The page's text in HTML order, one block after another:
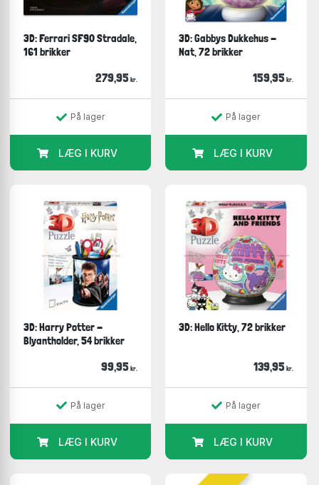
3D: Ferrari SF90 Stradale,
161 brikker
279,95 kr.
På lager
LÆG I KURV
3D: Gabbys Dukkehus -
Nat, 72 brikker
159,95 kr.
På lager
LÆG I KURV
3D: Harry Potter -
Blyantholder, 54 brikker
99,95 kr.
På lager
LÆG I KURV
3D: Hello Kitty, 72 brikker
139,95 kr.
På lager
LÆG I KURV